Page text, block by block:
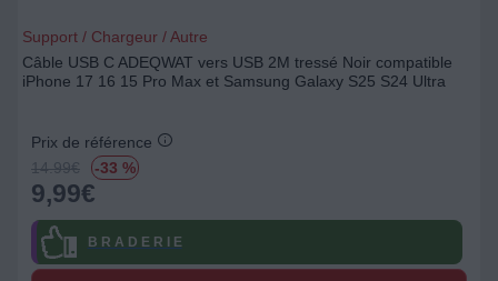
Support / Chargeur / Autre
Câble USB C ADEQWAT vers USB 2M tressé Noir compatible
iPhone 17 16 15 Pro Max et Samsung Galaxy S25 S24 Ultra
Prix de référence
14.99€ -33 %
9,99€
B R A D E R I E